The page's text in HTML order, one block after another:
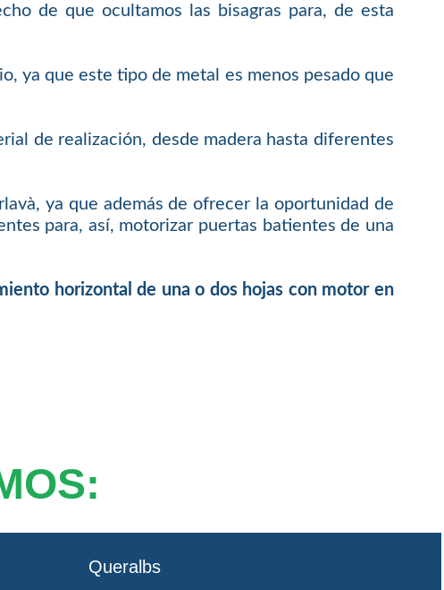
de que ocultamos las bisagras para, de esta
ya que este tipo de metal es menos pesado que
de realización, desde madera hasta diferentes
ya que además de ofrecer la oportunidad de
para, así, motorizar puertas batientes de una
horizontal de una o dos hojas con motor en
Queralbs